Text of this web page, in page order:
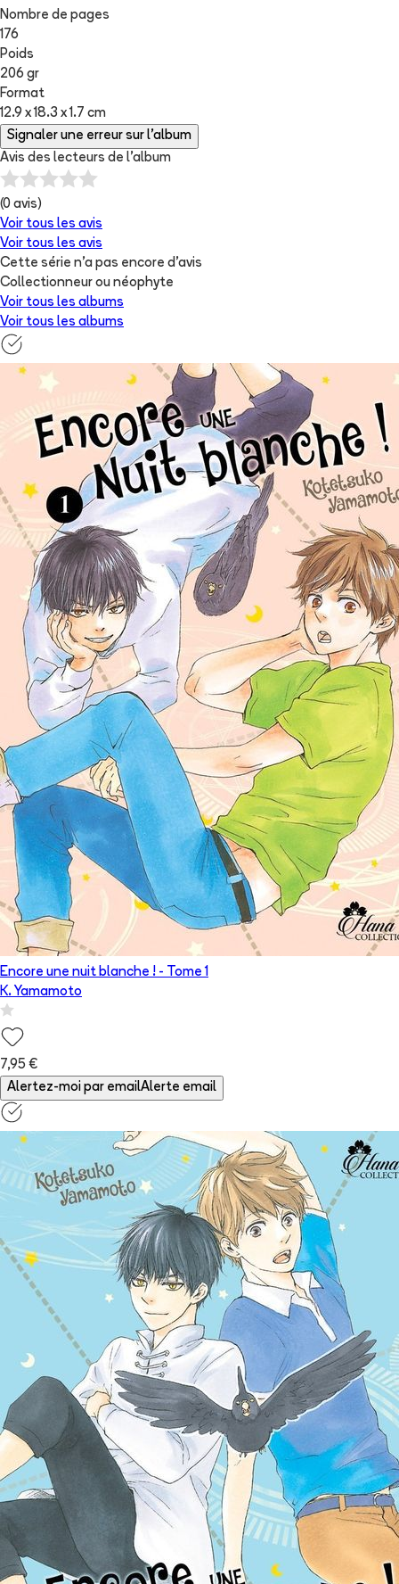
Nombre de pages
176
Poids
206 gr
Format
12.9 x 18.3 x 1.7 cm
Signaler une erreur sur l'album
Avis des lecteurs de l'album
(0 avis)
Voir tous les avis
Voir tous les avis
Cette série n'a pas encore d'avis
Collectionneur ou néophyte
Voir tous les albums
Voir tous les albums
Encore une nuit blanche ! - Tome 1
K. Yamamoto
7,95 €
Alertez-moi par emailAlerte email